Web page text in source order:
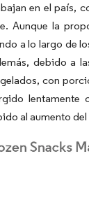
en el país,
Aunque la
a lo largo de
debido a
con
al aumento